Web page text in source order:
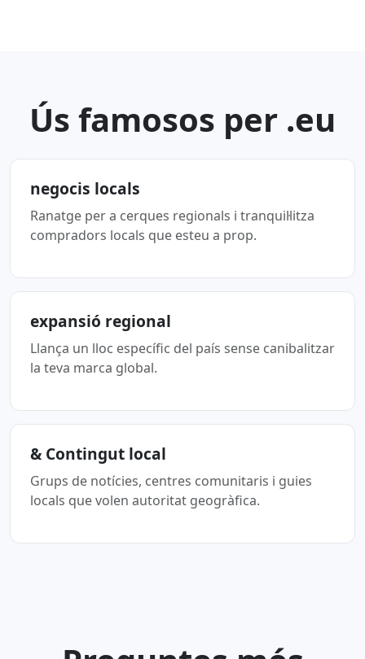
Ús famosos per .eu
negocis locals
Ranatge per a cerques regionals i tranquil·litza
compradors locals que esteu a prop.
expansió regional
Llança un lloc específic del país sense canibalitzar
la teva marca global.
& Contingut local
Grups de notícies, centres comunitaris i guies
locals que volen autoritat geogràfica.